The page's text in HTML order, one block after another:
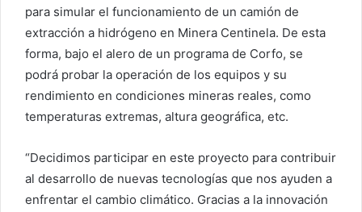
para simular el funcionamiento de un camión de
extracción a hidrógeno en Minera Centinela. De esta
forma, bajo el alero de un programa de Corfo, se
podrá probar la operación de los equipos y su
rendimiento en condiciones mineras reales, como
temperaturas extremas, altura geográfica, etc.
“Decidimos participar en este proyecto para contribuir
al desarrollo de nuevas tecnologías que nos ayuden a
enfrentar el cambio climático. Gracias a la innovación